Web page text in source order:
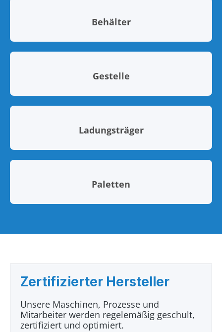
Behälter
Gestelle
Ladungsträger
Paletten
Zertifizierter Hersteller
Unsere Maschinen, Prozesse und
Mitarbeiter werden regelemäßig geschult,
zertifiziert und optimiert.